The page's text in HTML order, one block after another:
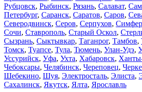
Рубцовск, Рыбинск, Рязань, Салават,
Петербург, Саранск, Саратов, Саров,
Северодвинск, Серов, Серпухов,
Сочи, Ставрополь, Старый Оскол,
Сызрань, Сыктывкар, Таганрог, Тамбов,
Томск, Туапсе, Тула, Тюмень, Улан-Удэ,
Уссурийск, Уфа, Ухта, Хабаровск,
Чебоксары, Челябинск, Череповец,
Шебекино, Шуя, Электросталь, Элиста,
Сахалинск, Якутск, Ялта, Ярославль